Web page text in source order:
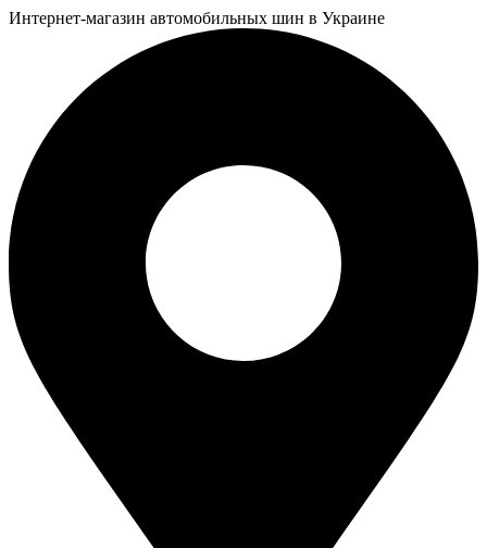
Интернет-магазин автомобильных шин в Украине